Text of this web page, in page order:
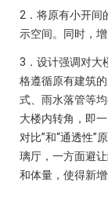
2．将原有小开间
示空间。同时，
3．设计强调对大
格遵循原有建筑
式、雨水落管等
大楼内转角，即
对比”和“通透性”
璃厅，一方面避
和体量，使得新